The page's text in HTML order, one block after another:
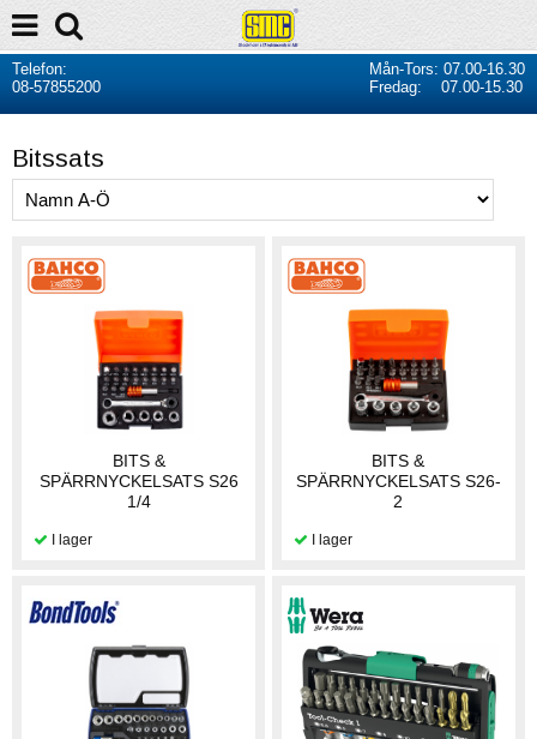
Telefon:
08-57855200
Mån-Tors: 07.00-16.30
Fredag: 07.00-15.30
Bitssats
BITS &
SPÄRRNYCKELSATS S26
1/4
BITS &
SPÄRRNYCKELSATS S26-
2